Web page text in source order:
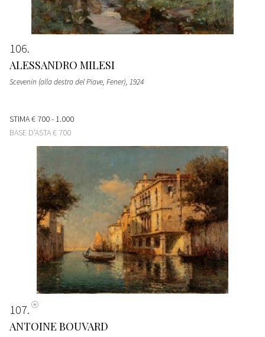
106
ALESSANDRO MILESI
Scevenin (alla destra del Piave, Fener), 1924
STIMA€ 700 - 1.000
BASE D'ASTA€ 700
107
ANTOINE BOUVARD